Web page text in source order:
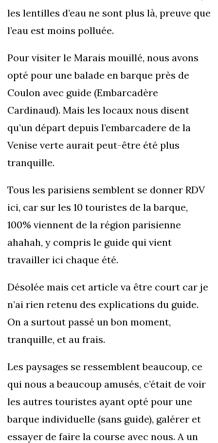
les lentilles d’eau ne sont plus là, preuve que
l’eau est moins polluée.
Pour visiter le Marais mouillé, nous avons
opté pour une balade en barque près de
Coulon avec guide (Embarcadère
Cardinaud). Mais les locaux nous disent
qu’un départ depuis l’embarcadere de la
Venise verte aurait peut-être été plus
tranquille.
Tous les parisiens semblent se donner RDV
ici, car sur les 10 touristes de la barque,
100% viennent de la région parisienne
ahahah, y compris le guide qui vient
travailler ici chaque été.
Désolée mais cet article va être court car je
n’ai rien retenu des explications du guide.
On a surtout passé un bon moment,
tranquille, et au frais.
Les paysages se ressemblent beaucoup, ce
qui nous a beaucoup amusés, c’était de voir
les autres touristes ayant opté pour une
barque individuelle (sans guide), galérer et
essayer de faire la course avec nous. A un